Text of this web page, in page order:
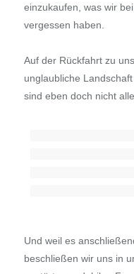
einzukaufen, was wir
vergessen haben.
Auf der Rückfahrt zu
unglaubliche
sind eben doch nicht
Und weil es
beschließen wir uns in